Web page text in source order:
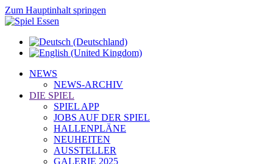
Zum Hauptinhalt springen
NEWS
NEWS-ARCHIV
DIE SPIEL
SPIEL APP
JOBS AUF DER SPIEL
HALLENPLÄNE
NEUHEITEN
AUSSTELLER
GALERIE 2025